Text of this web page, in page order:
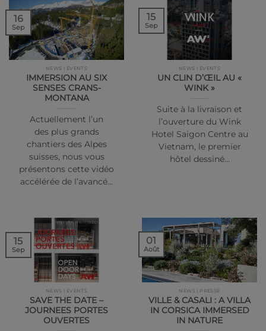
NEWS | EVENTS
IMMERSION AU SIX
SENSES CRANS-
MONTANA
Actuellement l’un
des plus grands
chantiers des Alpes
suisses, nous vous
présentons cette vidéo
accélérée de l’avancé…
16
Sep
NEWS | EVENTS
UN CLIN D’ŒIL AU «
WINK »
Suite à la livraison et
l’ouverture du Wink
Hotel Saigon Centre au
Vietnam, le premier
hôtel dessiné…
15
Sep
NEWS | EVENTS
SAVE THE DATE –
JOURNEES PORTES
OUVERTES
15
Sep
NEWS | PRESSE
VILLE & CASALI : A VILLA
IN CORSICA IMMERSED
IN NATURE
01
Août